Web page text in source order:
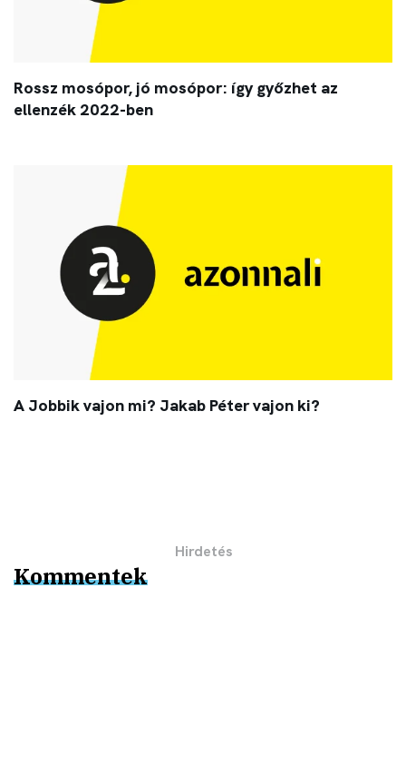
Rossz mosópor, jó mosópor: így győzhet az
ellenzék 2022-ben
A Jobbik vajon mi? Jakab Péter vajon ki?
Kommentek